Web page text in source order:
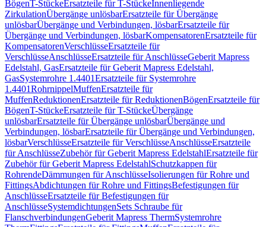
BögenT-StückeErsatzteile für T-StückeInnenliegende
ZirkulationÜbergänge unlösbarErsatzteile für Übergänge
unlösbarÜbergänge und Verbindungen, lösbarErsatzteile für
Übergänge und Verbindungen, lösbarKompensatorenErsatzteile für
KompensatorenVerschlüsseErsatzteile für
VerschlüsseAnschlüsseErsatzteile für AnschlüsseGeberit Mapress
Edelstahl, GasErsatzteile für Geberit Mapress Edelstahl,
GasSystemrohre 1.4401Ersatzteile für Systemrohre
1.4401RohrnippelMuffenErsatzteile für
MuffenReduktionenErsatzteile für ReduktionenBögenErsatzteile für
BögenT-StückeErsatzteile für T-StückeÜbergänge
unlösbarErsatzteile für Übergänge unlösbarÜbergänge und
Verbindungen, lösbarErsatzteile für Übergänge und Verbindungen,
lösbarVerschlüsseErsatzteile für VerschlüsseAnschlüsseErsatzteile
für AnschlüsseZubehör für Geberit Mapress EdelstahlErsatzteile für
Zubehör für Geberit Mapress EdelstahlSchutzkappen für
RohrendeDämmungen für AnschlüsseIsolierungen für Rohre und
FittingsAbdichtungen für Rohre und FittingsBefestigungen für
AnschlüsseErsatzteile für Befestigungen für
AnschlüsseSystemdichtungenSets Schraube für
FlanschverbindungenGeberit Mapress ThermSystemrohre